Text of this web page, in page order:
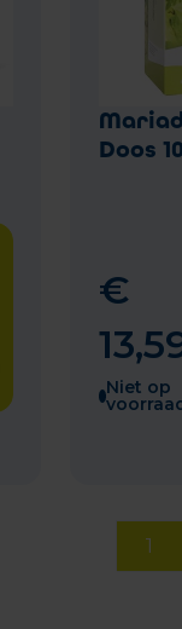
Doos
€
13,
Niet op
1